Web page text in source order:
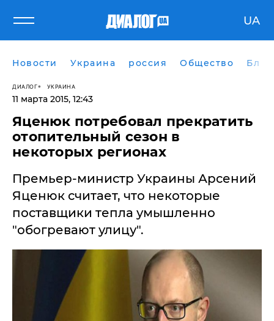
UA
Новости Украина россия Общество
ДИАЛОГ УКРАИНА
11 марта 2015, 12:43
Яценюк потребовал прекратить
отопительный сезон в
некоторых регионах
Премьер-министр Украины Арсений
Яценюк считает, что некоторые
поставщики тепла умышленно
"обогревают улицу".